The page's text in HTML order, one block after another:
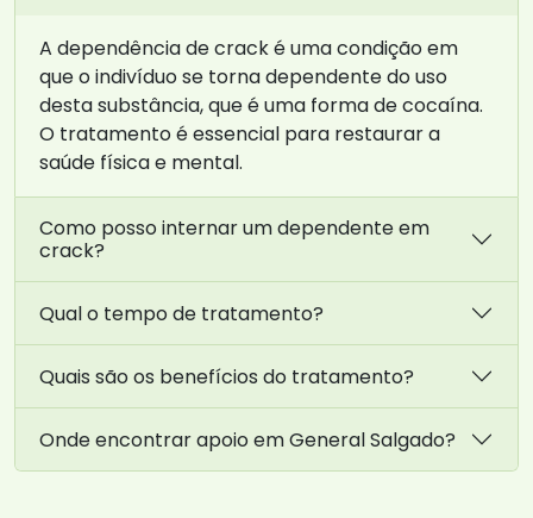
A dependência de crack é uma condição em
que o indivíduo se torna dependente do uso
desta substância, que é uma forma de cocaína.
O tratamento é essencial para restaurar a
saúde física e mental.
Como posso internar um dependente em
crack?
Qual o tempo de tratamento?
Quais são os benefícios do tratamento?
Onde encontrar apoio em General Salgado?